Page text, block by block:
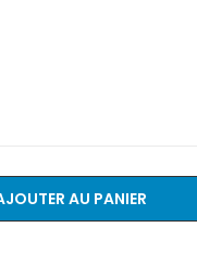
AU PANIER